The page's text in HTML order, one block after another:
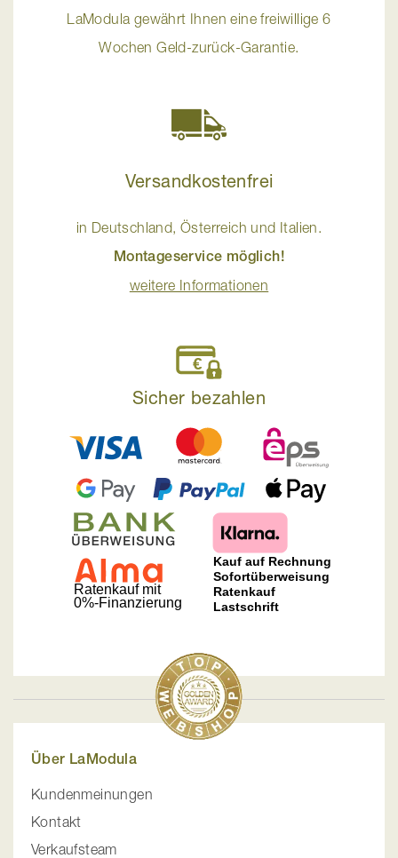
LaModula gewährt Ihnen eine freiwillige 6
Wochen Geld-zurück-Garantie.
Versandkostenfrei
in Deutschland, Österreich und Italien.
Montageservice möglich!
weitere Informationen
Sicher bezahlen
Über LaModula
Kundenmeinungen
Kontakt
Verkaufsteam